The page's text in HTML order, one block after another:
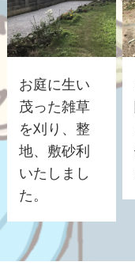
お庭に生い
茂った雑草
を刈り、整
地、敷砂利
いたしまし
た。